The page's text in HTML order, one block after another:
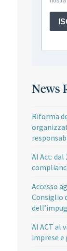
News
Riforma
AI Act: dal
Accesso
Consiglio
AI ACT al
imprese